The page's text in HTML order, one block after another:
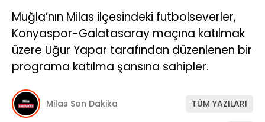
İhbar Hattı
İLETIŞIM
KÜNYE
Muğla’nın Milas ilçesindeki futbolseverler,
Konyaspor-Galatasaray maçına katılmak
üzere Uğur Yapar tarafından düzenlenen bir
programa katılma şansına sahipler.
Milas Son Dakika TÜM YAZILARI